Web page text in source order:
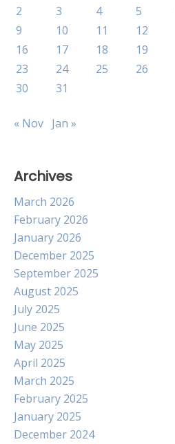
2
3 4 5
9
10 11 12
16
17 18 19
23
24 25 26
30
31
« Nov Jan »
Archives
March 2026
February 2026
January 2026
December 2025
September 2025
August 2025
July 2025
June 2025
May 2025
April 2025
March 2025
February 2025
January 2025
December 2024